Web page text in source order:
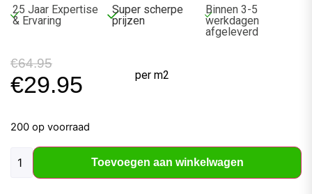
25 Jaar Expertise
& Ervaring
Super scherpe
prijzen
Binnen 3-5
werkdagen
afgeleverd
€64.95
€29.95 per m2
200 op voorraad
Toevoegen aan winkelwagen